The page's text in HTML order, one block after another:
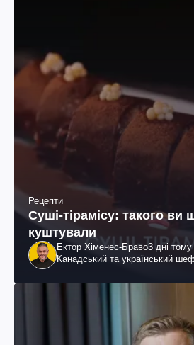
Рецепти
Суші-тірамісу: такого ви
куштували
Ектор Хіменес-Браво3 дні тому
Канадський та український